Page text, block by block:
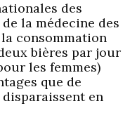
des
la médecine des
consommation
bières par jour
les femmes)
que de
en